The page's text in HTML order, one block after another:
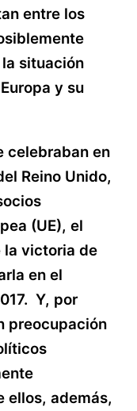
entre los
situación
y su
celebraban en
Reino Unido,
(UE), el
la victoria de
en el
Y, por
preocupación
ellos, además,